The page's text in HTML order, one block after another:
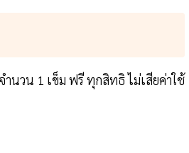
นวน 1 เข็ม ฟรี ทุกสิทธิ ไม่เสียค่าใช้